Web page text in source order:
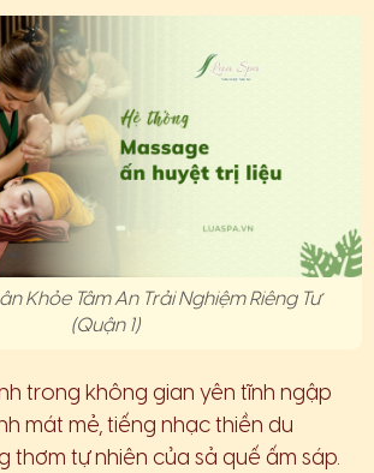
Khỏe Tâm An Trải Nghiệm Riêng Tư
(Quận 1)
trong không gian yên tĩnh ngập
mát mẻ, tiếng nhạc thiền du
thơm tự nhiên của sả quế ấm sáp.